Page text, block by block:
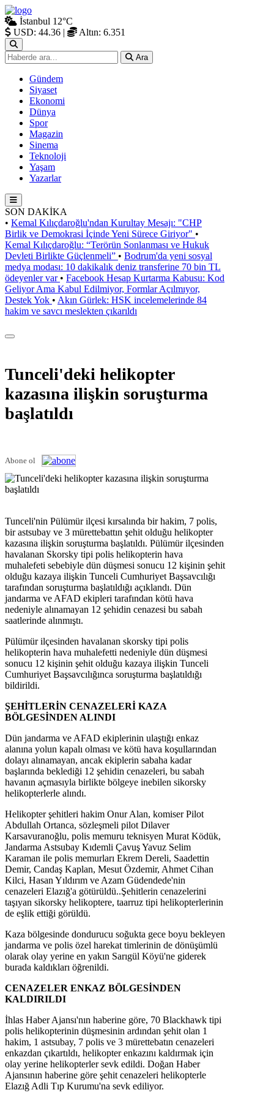
İstanbul 12°C
USD: 44.36 | Altın: 6.351
Ara
Gündem
Siyaset
Ekonomi
Dünya
Spor
Magazin
Sinema
Teknoloji
Yaşam
Yazarlar
SON DAKİKA
• Kemal Kılıçdaroğlu'ndan Kurultay Mesajı: "CHP
Birlik ve Demokrasi İçinde Yeni Sürece Giriyor" •
Kemal Kılıçdaroğlu: “Terörün Sonlanması ve Hukuk
Devleti Birlikte Güçlenmeli” • Bodrum'da yeni sosyal
medya modası: 10 dakikalık deniz transferine 70 bin TL
ödeyenler var • Facebook Hesap Kurtarma Kabusu: Kod
Geliyor Ama Kabul Edilmiyor, Formlar Açılmıyor,
Destek Yok • Akın Gürlek: HSK incelemelerinde 84
hakim ve savcı meslekten çıkarıldı
Tunceli'deki helikopter
kazasına ilişkin soruşturma
başlatıldı
Abone ol
Tunceli'nin Pülümür ilçesi kırsalında bir hakim, 7 polis,
bir astsubay ve 3 mürettebattın şehit olduğu helikopter
kazasına ilişkin soruşturma başlatıldı. Pülümür ilçesinden
havalanan Skorsky tipi polis helikopterin hava
muhalefeti sebebiyle dün düşmesi sonucu 12 kişinin şehit
olduğu kazaya ilişkin Tunceli Cumhuriyet Başsavcılığı
tarafından soruşturma başlatıldığı açıklandı. Dün
jandarma ve AFAD ekipleri tarafından kötü hava
nedeniyle alınamayan 12 şehidin cenazesi bu sabah
saatlerinde alınmıştı.
Pülümür ilçesinden havalanan skorsky tipi polis
helikopterin hava muhalefetti nedeniyle dün düşmesi
sonucu 12 kişinin şehit olduğu kazaya ilişkin Tunceli
Cumhuriyet Başsavcılığınca soruşturma başlatıldığı
bildirildi.
ŞEHİTLERİN CENAZELERİ KAZA
BÖLGESİNDEN ALINDI
Dün jandarma ve AFAD ekiplerinin ulaştığı enkaz
alanına yolun kapalı olması ve kötü hava koşullarından
dolayı alınamayan, ancak ekiplerin sabaha kadar
başlarında beklediği 12 şehidin cenazeleri, bu sabah
havanın açmasıyla birlikte bölgeye inebilen sikorsky
helikopterlerle alındı.
Helikopter şehitleri hakim Onur Alan, komiser Pilot
Abdullah Ortanca, sözleşmeli pilot Dilaver
Karsavuranoğlu, polis memuru teknisyen Murat Ködük,
Jandarma Astsubay Kıdemli Çavuş Yavuz Selim
Karaman ile polis memurları Ekrem Dereli, Saadettin
Demir, Candaş Kaplan, Mesut Özdemir, Ahmet Cihan
Kilci, Hasan Yıldırım ve Azam Güdendede'nin
cenazeleri Elazığ'a götürüldü..Şehitlerin cenazelerini
taşıyan sikorsky helikoptere, taarruz tipi helikopterlerinin
de eşlik ettiği görüldü.
Kaza bölgesinde dondurucu soğukta gece boyu bekleyen
jandarma ve polis özel harekat timlerinin de dönüşümlü
olarak olay yerine en yakın Sarıgül Köyü'ne giderek
burada kaldıkları öğrenildi.
CENAZELER ENKAZ BÖLGESİNDEN
KALDIRILDI
İhlas Haber Ajansı'nın haberine göre, 70 Blackhawk tipi
polis helikopterinin düşmesinin ardından şehit olan 1
hakim, 1 astsubay, 7 polis ve 3 mürettebatın cenazeleri
enkazdan çıkartıldı, helikopter enkazını kaldırmak için
olay yerine helikopterler sevk edildi. Doğan Haber
Ajansının haberine göre şehit cenazeleri helikopterle
Elazığ Adli Tıp Kurumu'na sevk ediliyor.